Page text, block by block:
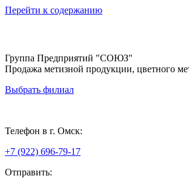
Перейти к содержанию
Группа Предприятий "СОЮЗ"
Продажа метизной продукции, цветного
Выбрать филиал
Телефон в г. Омск:
+7 (922) 696-79-17
Отправить: